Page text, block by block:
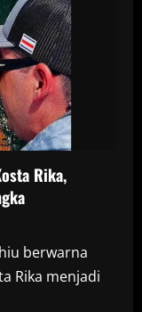
Rika,
berwarna
Rika menjadi